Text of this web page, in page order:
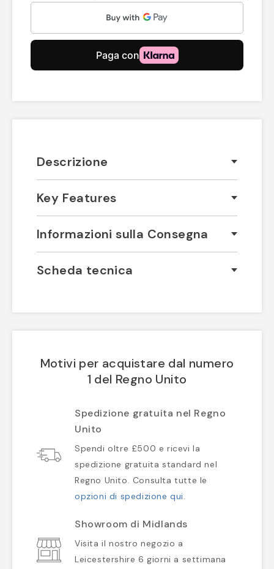
Descrizione
Key Features
Informazioni sulla Consegna
Scheda tecnica
Motivi per acquistare dal numero
1 del Regno Unito
Spedizione gratuita nel Regno
Unito
Spendi oltre £500 e ricevi la
spedizione gratuita standard nel
Regno Unito. Consulta tutte le
opzioni di spedizione qui.
Showroom di Midlands
Visita il nostro negozio a
Leicestershire 6 giorni a settimana